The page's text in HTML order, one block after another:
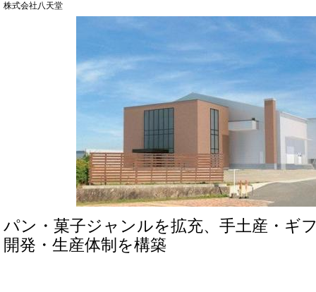
株式会社八天堂
パン・菓子ジャンルを拡充、手土産・ギ
開発・生産体制を構築